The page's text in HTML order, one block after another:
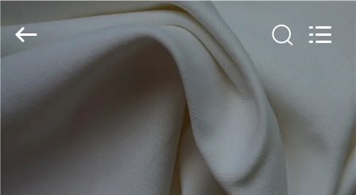
DOM
PRODUKTY
SEVNNA
TEXTILE.